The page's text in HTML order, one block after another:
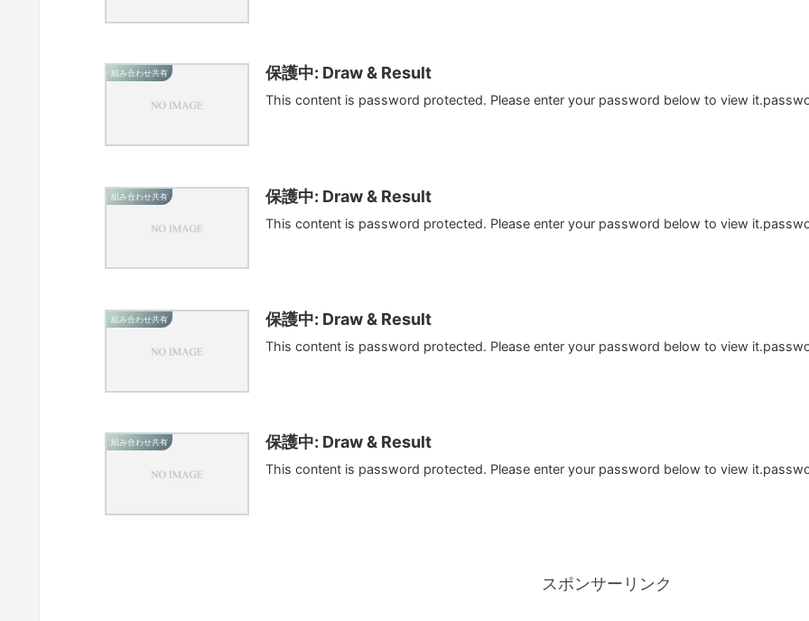
組み合わせ共有 保護中: Draw & Result
This content is password protected. Please enter your password below to view
組み合わせ共有 保護中: Draw & Result
This content is password protected. Please enter your password below to view
組み合わせ共有 保護中: Draw & Result
This content is password protected. Please enter your password below to view
組み合わせ共有 保護中: Draw & Result
This content is password protected. Please enter your password below to view
スポンサーリンク